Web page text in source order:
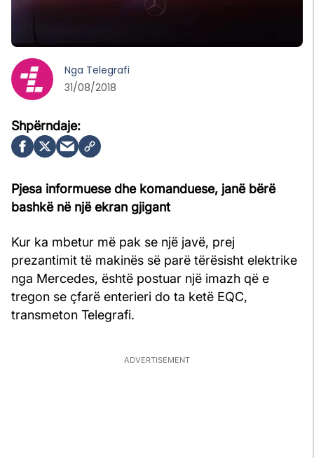
Pjesa informuese dhe komanduese, janë bërë
bashkë në një ekran gjigant
Kur ka mbetur më pak se një javë, prej
prezantimit të makinës së parë tërësisht elektrike
nga Mercedes, është postuar një imazh që e
tregon se çfarë enterieri do ta ketë EQC,
transmeton Telegrafi.
Nga Telegrafi
31/08/2018